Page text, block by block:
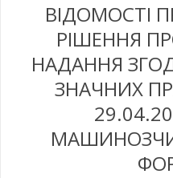
ВІДОМОСТІ
РІШЕННЯ
НАДАННЯ
ЗНАЧНИХ